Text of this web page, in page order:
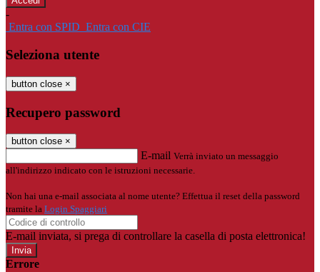
-
Entra con SPID Entra con CIE
Seleziona utente
button close ×
Recupero password
button close ×
E-mail Verrà inviato un messaggio
all'indirizzo indicato con le istruzioni necessarie.
Non hai una e-mail associata al nome utente? Effettua il reset della password
tramite la Login Spaggiari
E-mail inviata, si prega di controllare la casella di posta elettronica!
Errore